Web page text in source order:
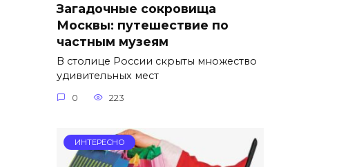
Загадочные сокровища
Москвы: путешествие по
частным музеям
В столице России скрыты множество
удивительных мест
0 223
ИНТЕРЕСНО